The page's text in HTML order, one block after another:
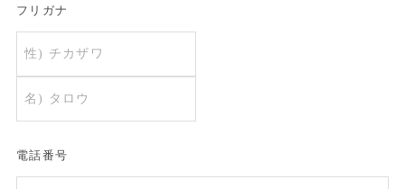
フリガナ
電話番号